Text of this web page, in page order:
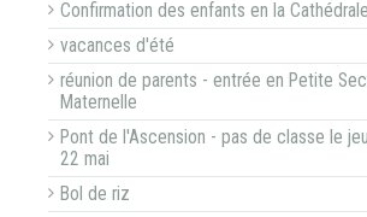
Confirmation des enfants en la
vacances d'été
réunion de parents - entrée en Petite
Maternelle
Pont de l'Ascension - pas de classe le
22 mai
Bol de riz